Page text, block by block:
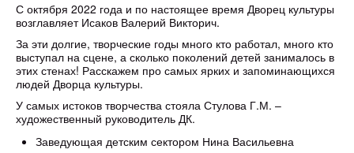
С октября 2022 года и по настоящее время Дворец культуры
возглавляет Исаков Валерий Викторич.
За эти долгие, творческие годы много кто работал, много кто
выступал на сцене, а сколько поколений детей занималось в
этих стенах! Расскажем про самых ярких и запоминающихся
людей Дворца культуры.
У самых истоков творчества стояла Стулова Г.М. –
художественный руководитель ДК.
Заведующая детским сектором Нина Васильевна